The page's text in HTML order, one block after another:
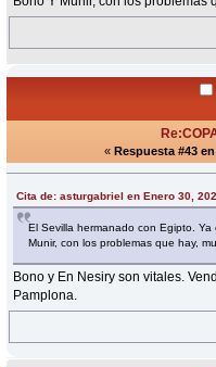
« Respuesta #43
Cita de: asturgabriel en Enero 30,
El Sevilla hermanado con Egipto.
Munir, con los problemas que hay,
Bono y En Nesiry son vitales.
Pamplona.